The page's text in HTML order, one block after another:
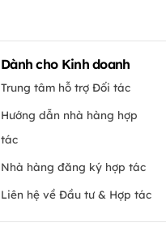
Dành cho Kinh doanh
Trung tâm hỗ trợ Đối tác
Hướng dẫn nhà hàng hợp
tác
Nhà hàng đăng ký hợp tác
Liên hệ về Đầu tư & Hợp tác